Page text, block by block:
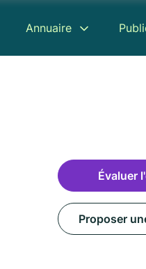
Annuaire
Évaluer
Proposer